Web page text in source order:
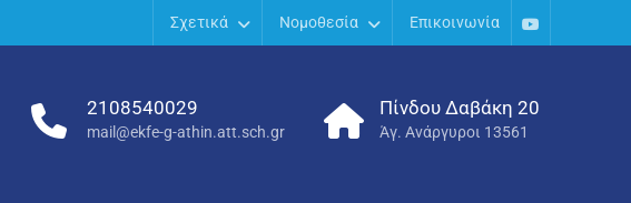
Youtube
Σχετικά Νομοθεσία Επικοινωνία
2108540029
mail@ekfe-g-athin.att.sch.gr
Πίνδου Δαβάκη 20
Άγ. Ανάργυροι 13561